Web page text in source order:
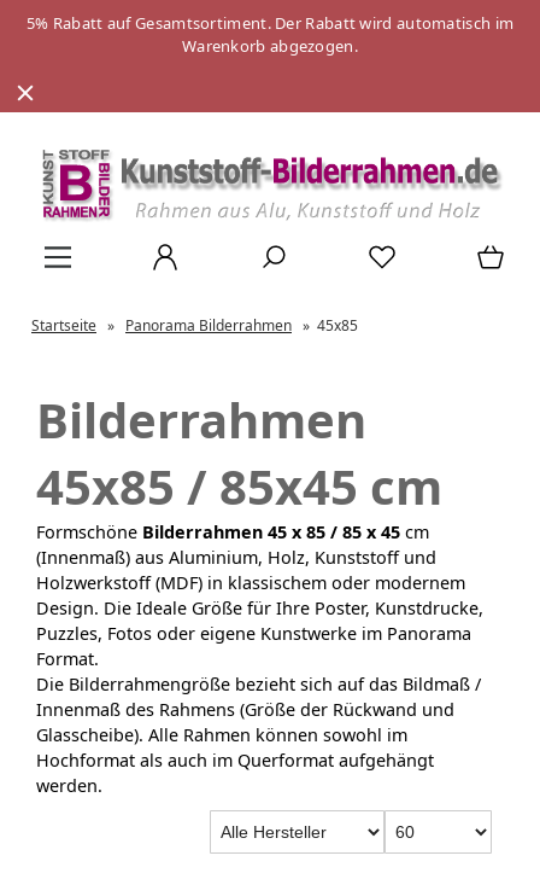
5% Rabatt auf Gesamtsortiment. Der Rabatt wird automatisch im
Warenkorb abgezogen.
Startseite » Panorama Bilderrahmen » 45x85
Bilderrahmen
45x85 / 85x45 cm
Formschöne Bilderrahmen 45 x 85 / 85 x 45 cm
(Innenmaß) aus Aluminium, Holz, Kunststoff und
Holzwerkstoff (MDF) in klassischem oder modernem
Design. Die Ideale Größe für Ihre Poster, Kunstdrucke,
Puzzles, Fotos oder eigene Kunstwerke im Panorama
Format.
Die Bilderrahmengröße bezieht sich auf das Bildmaß /
Innenmaß des Rahmens (Größe der Rückwand und
Glasscheibe). Alle Rahmen können sowohl im
Hochformat als auch im Querformat aufgehängt
werden.